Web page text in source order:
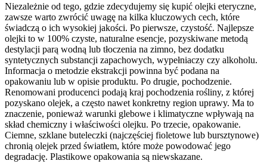
Niezależnie od tego, gdzie zdecydujemy się kupić olejki eteryczne,
zawsze warto zwrócić uwagę na kilka kluczowych cech, które
świadczą o ich wysokiej jakości. Po pierwsze, czystość. Najlepsze
olejki to w 100% czyste, naturalne esencje, pozyskiwane metodą
destylacji parą wodną lub tłoczenia na zimno, bez dodatku
syntetycznych substancji zapachowych, wypełniaczy czy alkoholu.
Informacja o metodzie ekstrakcji powinna być podana na
opakowaniu lub w opisie produktu. Po drugie, pochodzenie.
Renomowani producenci podają kraj pochodzenia rośliny, z której
pozyskano olejek, a często nawet konkretny region uprawy. Ma to
znaczenie, ponieważ warunki glebowe i klimatyczne wpływają na
skład chemiczny i właściwości olejku. Po trzecie, opakowanie.
Ciemne, szklane buteleczki (najczęściej fioletowe lub bursztynowe)
chronią olejek przed światłem, które może powodować jego
degradację. Plastikowe opakowania są niewskazane.